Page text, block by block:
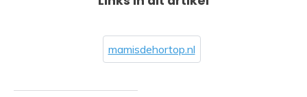
mamisdehortop.nl